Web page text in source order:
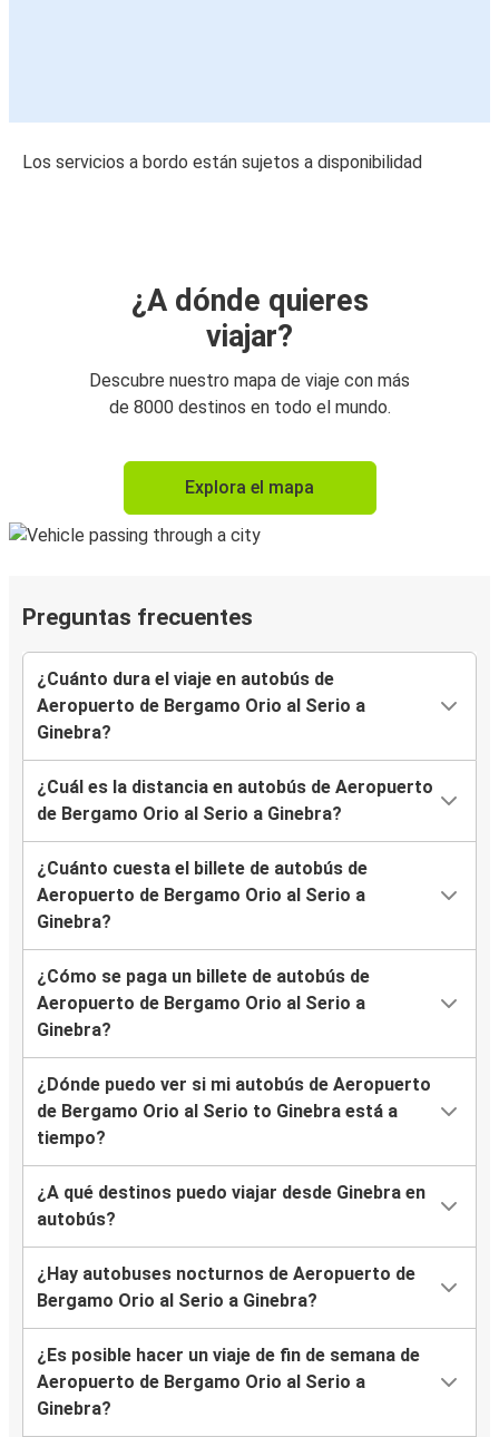
Los servicios a bordo están sujetos a disponibilidad
¿A dónde quieres
viajar?
Descubre nuestro mapa de viaje con más
de 8000 destinos en todo el mundo.
Explora el mapa
Preguntas frecuentes
¿Cuánto dura el viaje en autobús de
Aeropuerto de Bergamo Orio al Serio a
Ginebra?
¿Cuál es la distancia en autobús de Aeropuerto
de Bergamo Orio al Serio a Ginebra?
¿Cuánto cuesta el billete de autobús de
Aeropuerto de Bergamo Orio al Serio a
Ginebra?
¿Cómo se paga un billete de autobús de
Aeropuerto de Bergamo Orio al Serio a
Ginebra?
¿Dónde puedo ver si mi autobús de Aeropuerto
de Bergamo Orio al Serio to Ginebra está a
tiempo?
¿A qué destinos puedo viajar desde Ginebra en
autobús?
¿Hay autobuses nocturnos de Aeropuerto de
Bergamo Orio al Serio a Ginebra?
¿Es posible hacer un viaje de fin de semana de
Aeropuerto de Bergamo Orio al Serio a
Ginebra?